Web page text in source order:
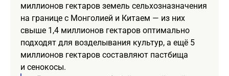
миллионов гектаров земель сельхозназначения
на границе с Монголией и Китаем — из них
свыше 1,4 миллионов гектаров оптимально
подходят для возделывания культур, а ещё 5
миллионов гектаров составляют пастбища
и сенокосы.